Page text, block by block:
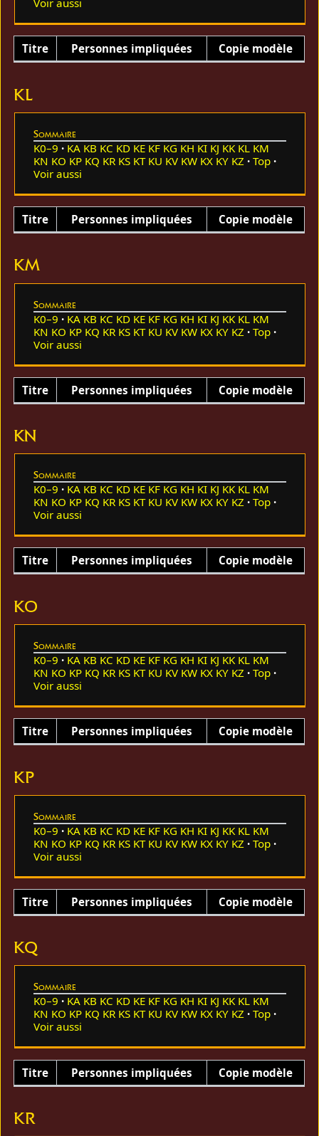
Voir aussi
Titre Personnes impliquées Copie modèle
KL
Sommaire
K0–9 KA KB KC KD KE KF KG KH KI KJ KK KL KM
KN KO KP KQ KR KS KT KU KV KW KX KY KZ
Top
Voir aussi
Titre Personnes impliquées Copie modèle
KM
Sommaire
K0–9 KA KB KC KD KE KF KG KH KI KJ KK KL KM
KN KO KP KQ KR KS KT KU KV KW KX KY KZ
Top
Voir aussi
Titre Personnes impliquées Copie modèle
KN
Sommaire
K0–9 KA KB KC KD KE KF KG KH KI KJ KK KL KM
KN KO KP KQ KR KS KT KU KV KW KX KY KZ
Top
Voir aussi
Titre Personnes impliquées Copie modèle
KO
Sommaire
K0–9 KA KB KC KD KE KF KG KH KI KJ KK KL KM
KN KO KP KQ KR KS KT KU KV KW KX KY KZ
Top
Voir aussi
Titre Personnes impliquées Copie modèle
KP
Sommaire
K0–9 KA KB KC KD KE KF KG KH KI KJ KK KL KM
KN KO KP KQ KR KS KT KU KV KW KX KY KZ
Top
Voir aussi
Titre Personnes impliquées Copie modèle
KQ
Sommaire
K0–9 KA KB KC KD KE KF KG KH KI KJ KK KL KM
KN KO KP KQ KR KS KT KU KV KW KX KY KZ
Top
Voir aussi
Titre Personnes impliquées Copie modèle
KR